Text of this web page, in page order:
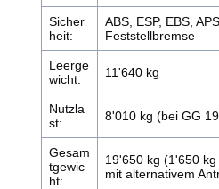
Sicher
heit:
ABS, ESP, EBS,
Feststellbremse
Leerge
wicht:
11'640 kg
Nutzla
st:
8'010 kg (bei GG
Gesam
tgewic
ht:
19'650 kg (1'650
mit alternativem